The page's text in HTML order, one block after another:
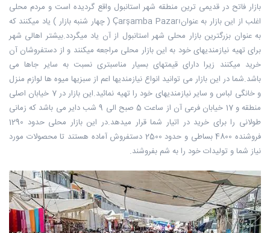
بازار فاتح در قدیمی ترین منطقه شهر استانبول واقع گردیده است و مردم محلی
اغلب از این بازار به عنوانÇarşamba Pazarı ( چهار شنبه بازار ) یاد میکنند که
به عنوان بزرگترین بازار محلی شهر استانبول از آن یاد میگردد.بیشتر اهالی شهر
برای تهیه نیازمندیهای خود به این بازار محلی مراجعه میکنند و از دستفروشان آن
خرید میکنند زیرا دارای قیمتهای بسیار مناسبتری نسبت به سایر جاها می
باشد.شما در این بازار می توانید انواع نیازمندیها اعم از سبزیها میوه ها لوازم منزل
و خانگی لباس و سایر نیازمندیهای خود را تهیه نمائید.این بازار در 7 خیابان اصلی
منطقه و 17 خیابان فرعی آن از ساعت 5 صبح الی 9 شب دایر می باشد که زمانی
طولانی را برای خرید در اتیار شما قرار میدهد.در این بازار محلی حدود 1290
فروشنده 4800 بساطی و حدود 2500 دستفروش آماده هستند تا محصولات مورد
نیاز شما و تولیدات خود را به شم بفروشند.